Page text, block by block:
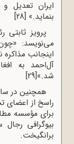
ایران تعدیل
بنماید.» [28]
پرویز
می‌نویسد: «چون
اینجانب مذاکره
آل‌احمد به
شد.»[29]
راسخ از
برای مؤسسه
بیوگرافی
برانگیخت.